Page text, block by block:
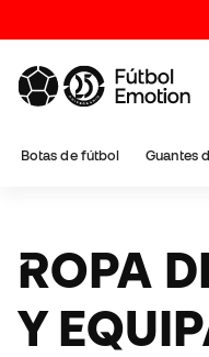
Botas de fútbol Guantes
ROPA DE ENTRENAMIENTO
Y